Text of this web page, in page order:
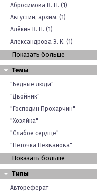
Абросимова В. Н. (1)
Августин, архим. (1)
Алёкин В. Н. (1)
Александрова Э. К. (1)
Показать больше
Темы
"Бедные люди"
"Двойник"
"Господин Прохарчин"
"Хозяйка"
"Слабое сердце"
"Неточка Незванова"
Показать больше
Типы
Автореферат